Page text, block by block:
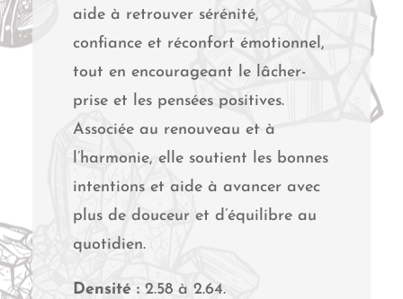
aide à retrouver sérénité,
confiance et réconfort émotionnel,
tout en encourageant le lâcher-
prise et les pensées positives.
Associée au renouveau et à
l’harmonie, elle soutient les bonnes
intentions et aide à avancer avec
plus de douceur et d’équilibre au
quotidien.
Densité :2.58 à 2.64.